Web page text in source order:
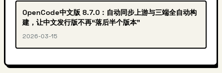
OpenCode中文版 8.7.0：自动同步上游与三端全自动构
建，让中文发行版不再“落后半个版本”
2026-03-15